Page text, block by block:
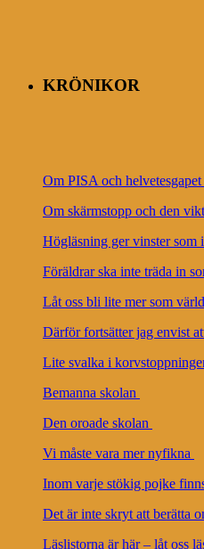
KRÖNIKOR
Om PISA och
Om skärmstopp och den
Högläsning ger vinster som
Föräldrar ska inte träda in
Låt oss bli lite mer som
Därför fortsätter jag envist
Lite svalka i
Bemanna skolan
Den oroade skolan
Vi måste vara mer nyfikna
Inom varje stökig pojke
Det är inte skryt att berätta
Läslistorna är här – låt oss